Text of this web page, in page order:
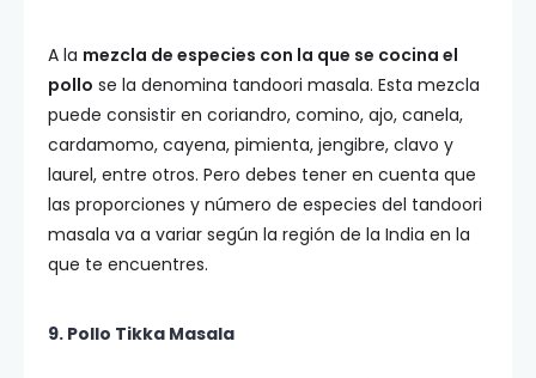
A la mezcla de especies con la que se cocina el
pollo se la denomina tandoori masala. Esta mezcla
puede consistir en coriandro, comino, ajo, canela,
cardamomo, cayena, pimienta, jengibre, clavo y
laurel, entre otros. Pero debes tener en cuenta que
las proporciones y número de especies del tandoori
masala va a variar según la región de la India en la
que te encuentres.
9. Pollo Tikka Masala